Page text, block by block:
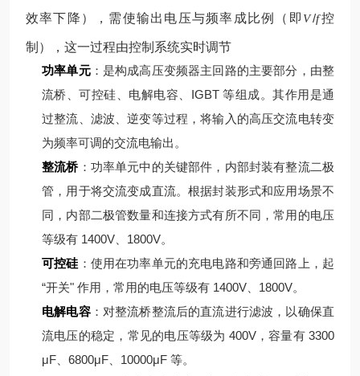
效率下降），需使输出电压与频率成比例（即 V /f控
制），这一过程由控制系统实时调节
功率单元：是构成高压变频器主回路的主要部分，由整
流桥、可控硅、电解电容、IGBT 等组成。其作用是通
过整流、滤波、逆变等过程，将输入的高压交流电转变
为频率可调的交流电输出。
整流桥：功率单元中的关键部件，内部封装有整流二极
管，用于将交流变成直流。根据封装形式和应用场景不
同，内部二极管数量和连接方式有所不同，常用的电压
等级有 1400V、1800V。
可控硅 ：使用在功率单元的充电电路和旁通回路上，起
“开关" 作用，常用的电压等级有 1400V、1800V。
电解电容：对整流桥整流后的直流进行滤波，以确保直
流电压的稳定，常见的电压等级为 400V，容量有 3300
μF、6800μF、10000μF 等。